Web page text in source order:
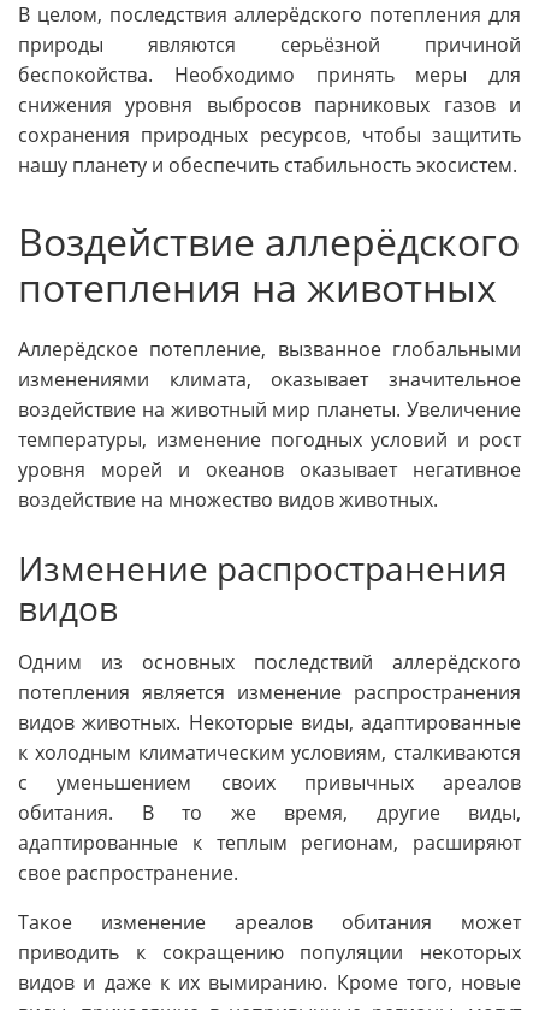
В целом, последствия аллерёдского потепления для
природы являются серьёзной причиной
беспокойства. Необходимо принять меры для
снижения уровня выбросов парниковых газов и
сохранения природных ресурсов, чтобы защитить
нашу планету и обеспечить стабильность экосистем.
Воздействие аллерёдского
потепления на животных
Аллерёдское потепление, вызванное глобальными
изменениями климата, оказывает значительное
воздействие на животный мир планеты. Увеличение
температуры, изменение погодных условий и рост
уровня морей и океанов оказывает негативное
воздействие на множество видов животных.
Изменение распространения
видов
Одним из основных последствий аллерёдского
потепления является изменение распространения
видов животных. Некоторые виды, адаптированные
к холодным климатическим условиям, сталкиваются
с уменьшением своих привычных ареалов
обитания. В то же время, другие виды,
адаптированные к теплым регионам, расширяют
свое распространение.
Такое изменение ареалов обитания может
приводить к сокращению популяции некоторых
видов и даже к их вымиранию. Кроме того, новые